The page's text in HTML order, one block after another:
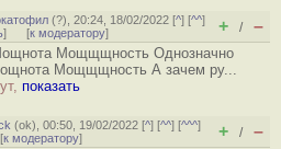
(?), 20:24, 18/02/2022 [^] [^^]
] [к модератору] + / –
Мощщщность Однозначно
Мощщщность А зачем ру...
показать
(ok), 00:50, 19/02/2022 [^] [^^] [^^^]
к модератору] + / –